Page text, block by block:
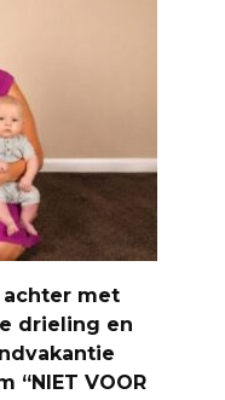
met
drieling en
“NIET VOOR